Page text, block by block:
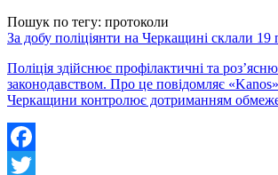
Пошук по тегу: протоколи
За добу поліціянти на Черкащині склали
Поліція здійснює профілактичні та
законодавством. Про це повідомляє
Черкащини контролює дотриманням
Facebook